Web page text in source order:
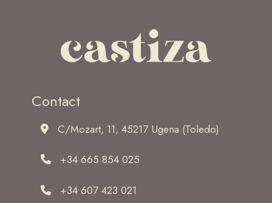
Contact
C/Mozart, 11, 45217 Ugena (Toledo)
+34 665 854 025
+34 607 423 021